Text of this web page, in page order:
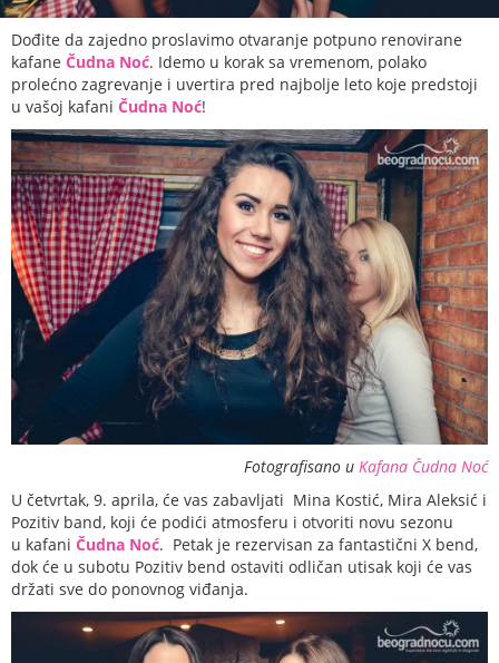
Dođite da zajedno proslavimo otvaranje potpuno renovirane
kafane Čudna Noć. Idemo u korak sa vremenom, polako
prolećno zagrevanje i uvertira pred najbolje leto koje predstoji
u vašoj kafani Čudna Noć!
Fotografisano u Kafana Čudna Noć
U četvrtak, 9. aprila, će vas zabavljati Mina Kostić, Mira Aleksić i
Pozitiv band, koji će podići atmosferu i otvoriti novu sezonu
u kafani Čudna Noć. Petak je rezervisan za fantastični X bend,
dok će u subotu Pozitiv bend ostaviti odličan utisak koji će vas
držati sve do ponovnog viđanja.